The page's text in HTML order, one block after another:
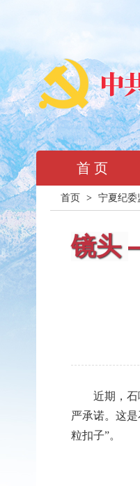
首 页
首页 > 宁夏纪委
镜头
近期，石嘴
严承诺。这
粒扣子”。